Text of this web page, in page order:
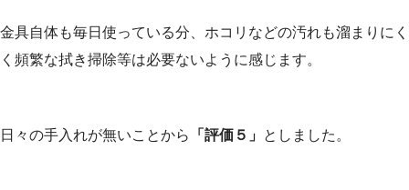
金具自体も毎日使っている分、ホコリなどの汚れも溜まりにく
く頻繁な拭き掃除等は必要ないように感じます。
日々の手入れが無いことから 「評価５」 としました。